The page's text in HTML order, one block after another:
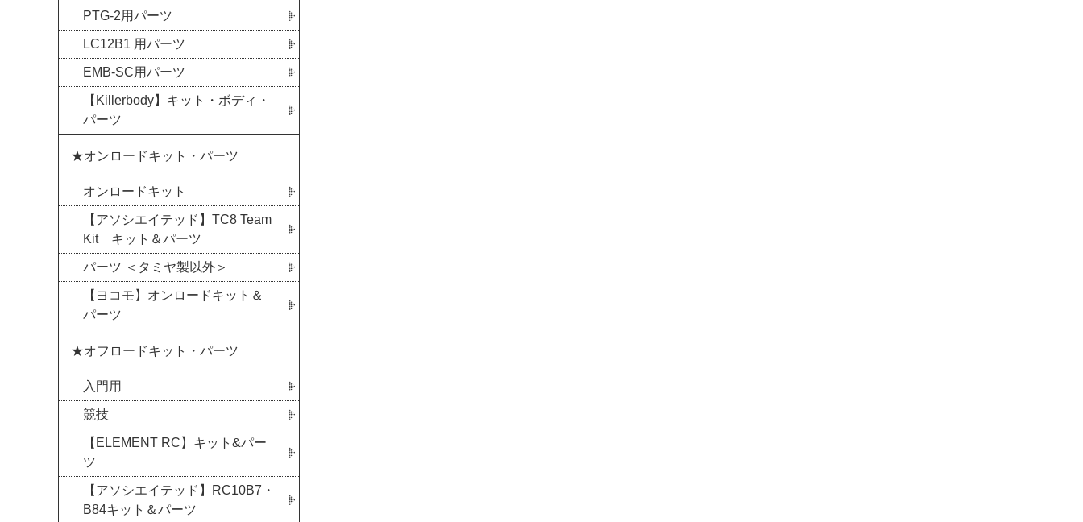
PTG-2用パーツ
LC12B1 用パーツ
EMB-SC用パーツ
【Killerbody】キット・ボディ・
パーツ
★オンロードキット・パーツ
オンロードキット
【アソシエイテッド】TC8 Team
Kit キット＆パーツ
パーツ ＜タミヤ製以外＞
【ヨコモ】オンロードキット＆
パーツ
★オフロードキット・パーツ
入門用
競技
【ELEMENT RC】キット&パー
ツ
【アソシエイテッド】RC10B7・
B84キット＆パーツ